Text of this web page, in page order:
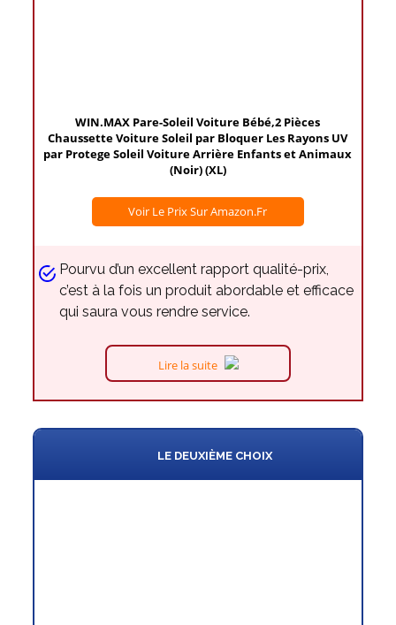
WIN.MAX Pare-Soleil Voiture Bébé,2 Pièces
Chaussette Voiture Soleil par Bloquer Les Rayons UV
par Protege Soleil Voiture Arrière Enfants et Animaux
(Noir) (XL)
Voir Le Prix Sur Amazon.fr
Pourvu d’un excellent rapport qualité-prix,
c’est à la fois un produit abordable et efficace
qui saura vous rendre service.
Lire la suite
LE DEUXIÈME CHOIX